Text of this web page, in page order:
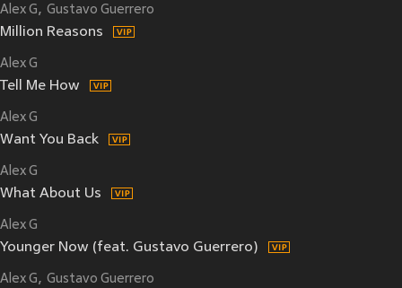
Alex G Gustavo Guerrero
Million Reasons
Alex G
Tell Me How
Alex G
Want You Back
Alex G
What About Us
Alex G
Younger Now (feat. Gustavo Guerrero)
Alex G Gustavo Guerrero